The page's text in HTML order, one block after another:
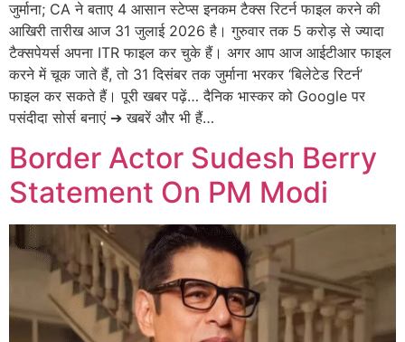
जुर्माना; CA ने बताए 4 आसान स्टेप्स इनकम टैक्स रिटर्न फाइल करने की
आखिरी तारीख आज 31 जुलाई 2026 है। गुरुवार तक 5 करोड़ से ज्यादा
टैक्सपेयर्स अपना ITR फाइल कर चुके हैं। अगर आप आज आईटीआर फाइल
करने में चूक जाते हैं, तो 31 दिसंबर तक जुर्माना भरकर ‘बिलेटेड रिटर्न’
फाइल कर सकते हैं। पूरी खबर पढ़ें… दैनिक भास्कर को Google पर
पसंदीदा सोर्स बनाएं ➔ खबरें और भी हैं…
Border Actor Sudesh Berry
Statement On PM Modi